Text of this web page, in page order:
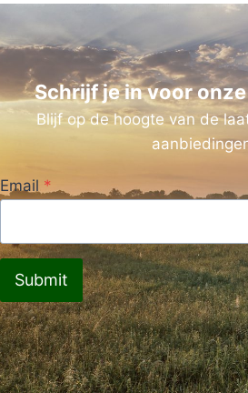
Schrijf je in voor
Blijf op de hoogte van de
Email *
Submit